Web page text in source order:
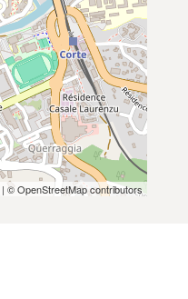
| © OpenStreetMap contributors